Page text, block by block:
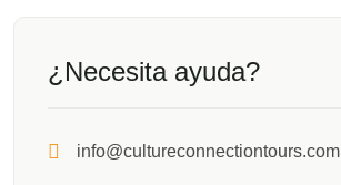
¿Necesita ayuda?
info@cultureconnectiontours.com